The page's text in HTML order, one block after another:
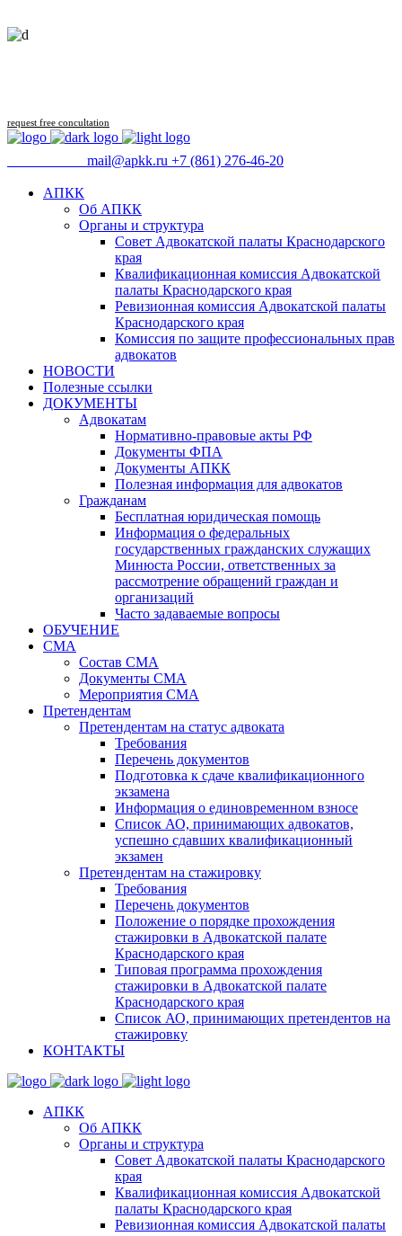
request free concultation
mail@apkk.ru +7 (861) 276-46-20
АПКК
Об АПКК
Органы и структура
Совет Адвокатской палаты Краснодарского
края
Квалификационная комиссия Адвокатской
палаты Краснодарского края
Ревизионная комиссия Адвокатской палаты
Краснодарского края
Комиссия по защите профессиональных прав
адвокатов
НОВОСТИ
Полезные ссылки
ДОКУМЕНТЫ
Адвокатам
Нормативно-правовые акты РФ
Документы ФПА
Документы АПКК
Полезная информация для адвокатов
Гражданам
Бесплатная юридическая помощь
Информация о федеральных
государственных гражданских служащих
Минюста России, ответственных за
рассмотрение обращений граждан и
организаций
Часто задаваемые вопросы
ОБУЧЕНИЕ
СМА
Состав СМА
Документы СМА
Мероприятия СМА
Претендентам
Претендентам на статус адвоката
Требования
Перечень документов
Подготовка к сдаче квалификационного
экзамена
Информация о единовременном взносе
Список АО, принимающих адвокатов,
успешно сдавших квалификационный
экзамен
Претендентам на стажировку
Требования
Перечень документов
Положение о порядке прохождения
стажировки в Адвокатской палате
Краснодарского края
Типовая программа прохождения
стажировки в Адвокатской палате
Краснодарского края
Список АО, принимающих претендентов на
стажировку
КОНТАКТЫ
АПКК
Об АПКК
Органы и структура
Совет Адвокатской палаты Краснодарского
края
Квалификационная комиссия Адвокатской
палаты Краснодарского края
Ревизионная комиссия Адвокатской палаты